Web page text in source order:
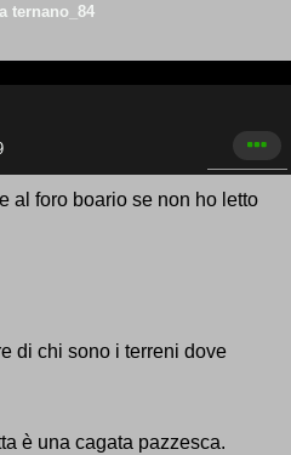
ternano_84
al foro boario se non ho letto
di chi sono i terreni dove
è una cagata pazzesca.